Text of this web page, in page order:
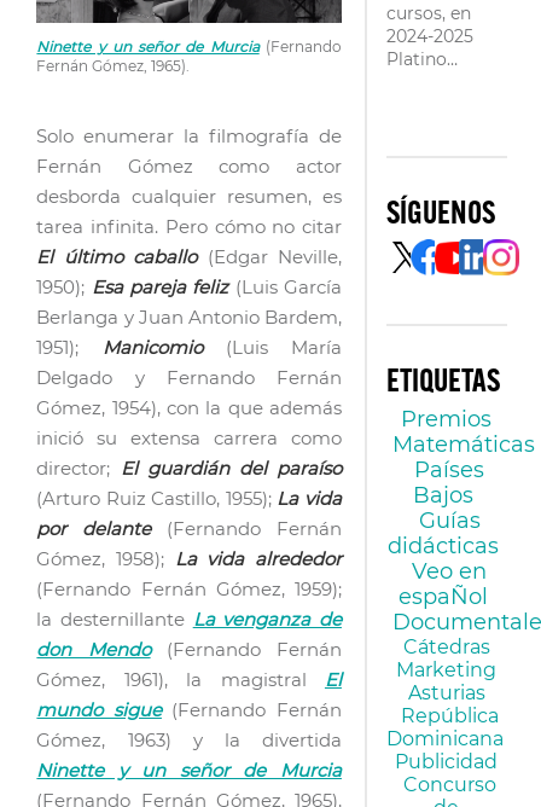
Ninette y un señor de Murcia(Fernando
Fernán Gómez, 1965).
Solo enumerar la filmografía de
Fernán Gómez como actor
desborda cualquier resumen, es
tarea infinita. Pero cómo no citar
El último caballo(Edgar Neville,
1950); Esa pareja feliz(Luis García
Berlanga y Juan Antonio Bardem,
1951); Manicomio(Luis María
Delgado y Fernando Fernán
Gómez, 1954), con la que además
inició su extensa carrera como
director; El guardián del paraíso
(Arturo Ruiz Castillo, 1955); La vida
por delante(Fernando Fernán
Gómez, 1958); La vida alrededor
(Fernando Fernán Gómez, 1959);
la desternillante La venganza de
don Mendo(Fernando Fernán
Gómez, 1961), la magistral El
mundo sigue(Fernando Fernán
Gómez, 1963) y la divertida
Ninette y un señor de Murcia
(Fernando Fernán Gómez, 1965),
cursos, en
2024-2025
Platino
de
EducaFilmoteca,
la iniciativa
educativa
SÍGUENOS
ETIQUETAS
Premios
Matemáticas
Países
Bajos
Guías
didácticas
Veo en
espaÑol
Cátedras
Marketing
Asturias
República
Dominicana
Publicidad
Concurso